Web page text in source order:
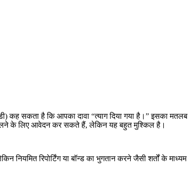
कह सकता है कि आपका दावा “त्याग दिया गया है।” इसका
खोलने के लिए आवेदन कर सकते हैं, लेकिन यह बहुत मुश्किल है।
नियमित रिपोर्टिंग या बॉन्ड का भुगतान करने जैसी शर्तों के